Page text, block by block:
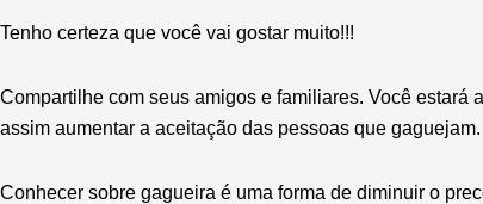
Tenho certeza que você vai gostar muito!!!
Compartilhe com seus amigos e familiares. Você
assim aumentar a aceitação das pessoas que gaguejam.
Conhecer sobre gagueira é uma forma de diminuir o